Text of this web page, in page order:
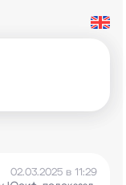
02.03.2025 в 11:29